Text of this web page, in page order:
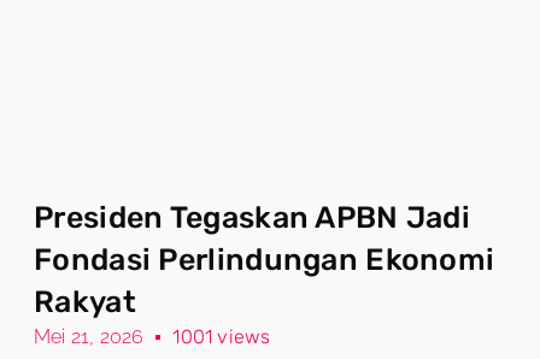
Presiden Tegaskan APBN Jadi
Fondasi Perlindungan Ekonomi
Rakyat
Mei 21, 2026 1001 views